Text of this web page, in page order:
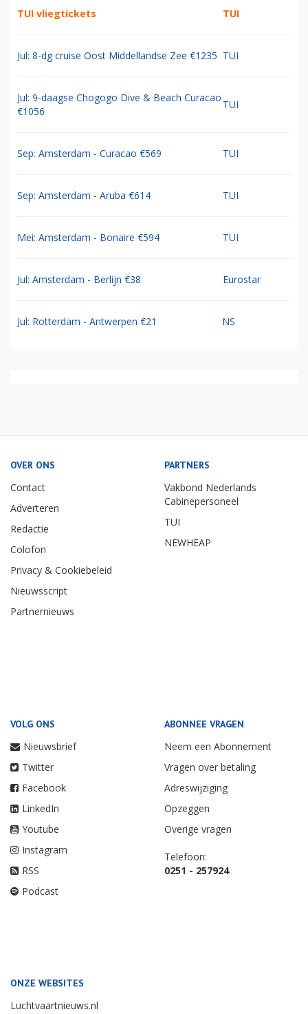
TUI vliegtickets TUI
Jul: 8-dg cruise Oost Middellandse Zee €1235 TUI
Jul: 9-daagse Chogogo Dive & Beach Curacao
€1056
TUI
Sep: Amsterdam - Curacao €569 TUI
Sep: Amsterdam - Aruba €614 TUI
Mei: Amsterdam - Bonaire €594 TUI
Jul: Amsterdam - Berlijn €38 Eurostar
Jul: Rotterdam - Antwerpen €21 NS
OVER ONS
Contact
Adverteren
Redactie
Colofon
Privacy & Cookiebeleid
Nieuwsscript
Partnernieuws
PARTNERS
Vakbond Nederlands
Cabinepersoneel
TUI
NEWHEAP
VOLG ONS
Nieuwsbrief
Twitter
Facebook
LinkedIn
Youtube
Instagram
RSS
Podcast
ABONNEE VRAGEN
Neem een Abonnement
Vragen over betaling
Adreswijziging
Opzeggen
Overige vragen
Telefoon:
0251 - 257924
ONZE WEBSITES
Luchtvaartnieuws.nl